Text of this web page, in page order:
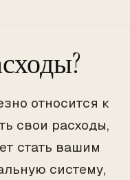
относится к
свои расходы,
стать вашим
систему,